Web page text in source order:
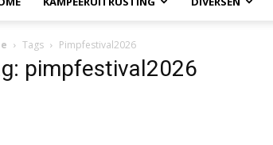
Tags Pimpfestival2026
pimpfestival2026